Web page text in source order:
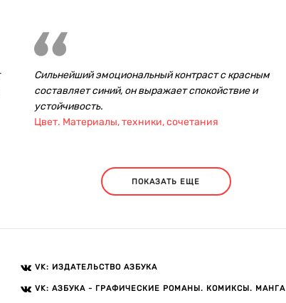
Сильнейший эмоциональный контраст с красным
составляет синий, он выражает спокойствие и
устойчивость.
Цвет. Материалы, техники, сочетания
ПОКАЗАТЬ ЕЩЕ
VK: ИЗДАТЕЛЬСТВО АЗБУКА
VK: АЗБУКА - ГРАФИЧЕСКИЕ РОМАНЫ. КОМИКСЫ. МАНГА